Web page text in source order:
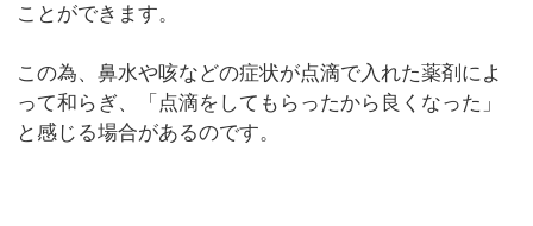
ことができます。
この為、鼻水や咳などの症状が点滴で入れた薬剤によ
って和らぎ、「点滴をしてもらったから良くなった」
と感じる場合があるのです。